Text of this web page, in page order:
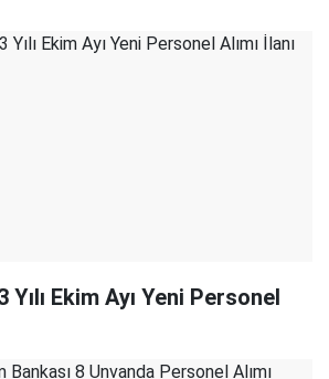
Yılı Ekim Ayı Yeni Personel